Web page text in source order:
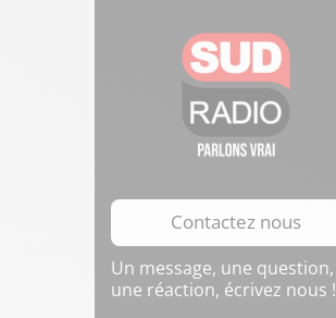
Contactez nous
Un message, une question,
une réaction, écrivez nous !